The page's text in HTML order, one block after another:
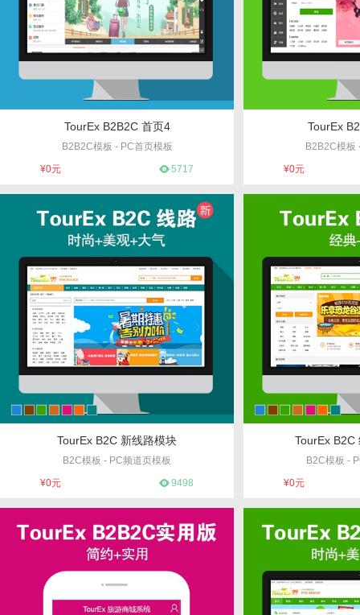
TourEx B2B2C 首页4
B2B2C模板 - PC首页模板
¥0元 5717
TourEx
B2B2C模板
¥0元
TourEx B2C 新线路模块
B2C模板 - PC频道页模板
¥0元 9498
TourEx B2C
B2C模板 -
¥0元